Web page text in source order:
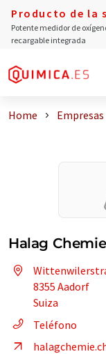
Producto de la
Potente medidor de
recargable integrada
Home Empresas
Halag
8355 Aadorf
Suiza
Teléfono